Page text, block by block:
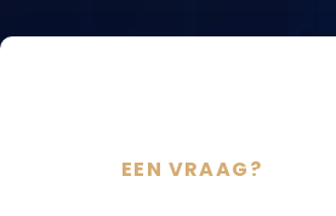
EEN VRAAG?